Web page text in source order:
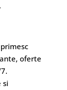
oferte
si